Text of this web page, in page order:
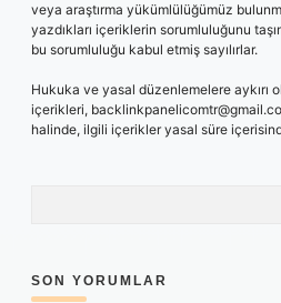
veya araştırma yükümlülüğümüz
yazdıkları içeriklerin sorumluluğunu
bu sorumluluğu kabul etmiş sayılırlar.
Hukuka ve yasal düzenlemelere aykırı
içerikleri,
halinde, ilgili içerikler yasal süre
SON YORUMLAR